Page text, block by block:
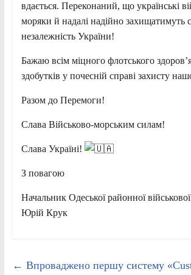
вдається. Переконаний, що українські
моряки й надалі надійно захищатимуть
незалежність України!
Бажаю всім міцного флотського
здобутків у почесній справі захисту
Разом до Перемоги!
Слава Військово-морським силам!
Слава Україні!
З повагою
Начальник Одеської районної військової
Юрій Крук
← Впроваджено першу систему